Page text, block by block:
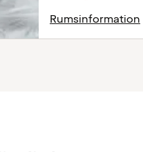
Rumsinformation